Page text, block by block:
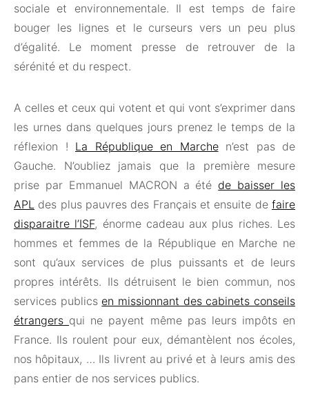
sociale et environnementale. Il est temps de faire
bouger les lignes et le curseurs vers un peu plus
d’égalité. Le moment presse de retrouver de la
sérénité et du respect.
A celles et ceux qui votent et qui vont s’exprimer dans
les urnes dans quelques jours prenez le temps de la
réflexion ! La République en Marchen’est pas de
Gauche. N’oubliez jamais que la première mesure
prise par Emmanuel MACRON a été de baisser les
APL des plus pauvres des Français et ensuite de faire
disparaitre l’ISF, énorme cadeau aux plus riches. Les
hommes et femmes de la République en Marche ne
sont qu’aux services de plus puissants et de leurs
propres intérêts. Ils détruisent le bien commun, nos
services publics en missionnant des cabinets conseils
étrangers qui ne payent même pas leurs impôts en
France. Ils roulent pour eux, démantèlent nos écoles,
nos hôpitaux, … Ils livrent au privé et à leurs amis des
pans entier de nos services publics.